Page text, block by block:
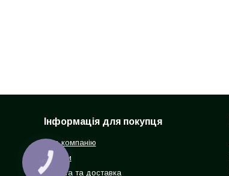
Інформація для покупця
Про компанію
Відгуки
Оплата та доставка
КНОПКА
ЗВ'ЯЗКУ